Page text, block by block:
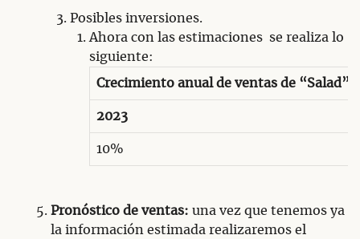
Posibles inversiones.
Ahora con las estimaciones se realiza lo
siguiente:
Crecimiento anual de ventas de “Salad”
2023
10%
Pronóstico de ventas: una vez que tenemos ya
la información estimada realizaremos el